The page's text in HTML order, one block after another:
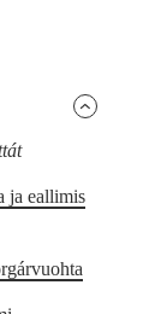
ja eallimis